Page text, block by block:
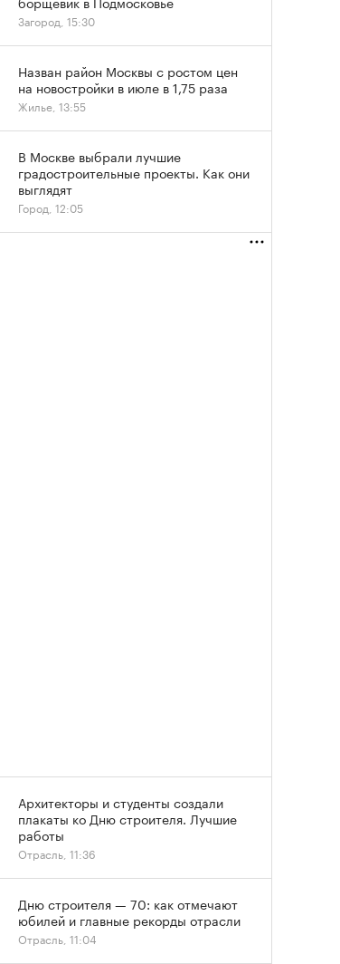
Загород, 15:30
Назван район Москвы с ростом цен
на новостройки в июле в 1,75 раза
Жилье, 13:55
В Москве выбрали лучшие
градостроительные проекты. Как они
выглядят
Город, 12:05
Архитекторы и студенты создали
плакаты ко Дню строителя. Лучшие
работы
Отрасль, 11:36
Дню строителя — 70: как отмечают
юбилей и главные рекорды отрасли
Отрасль, 11:04